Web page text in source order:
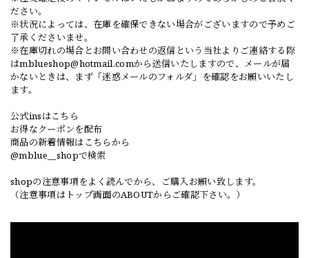
ださい。
※状況によっては、在庫を確保できない場合がございますので予めご
了承くださいませ。
※在庫切れの場合とお問い合わせの返信という当社よりご連絡する際
はmblueshop@hotmail.comから送信いたしますので、メールが届
かないときは、まず「迷惑メールのフォルダ」を確認をお願いいたし
ます。
公式insはこちら
お得なクーポンを配布
商品の新着情報はこちらから
@mblue__shopで検索
shopの注意事項をよく読んでから、ご購入お願い致します。
（注意事項はトップ画面のABOUTからご確認下さい。）